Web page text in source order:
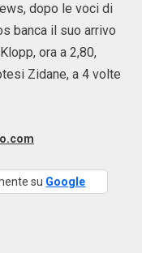
dopo le voci di
banca il suo arrivo
ora a 2,80,
Zidane, a 4 volte
su Google